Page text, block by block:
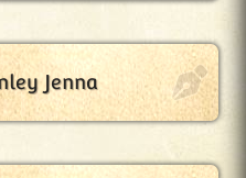
Jenna